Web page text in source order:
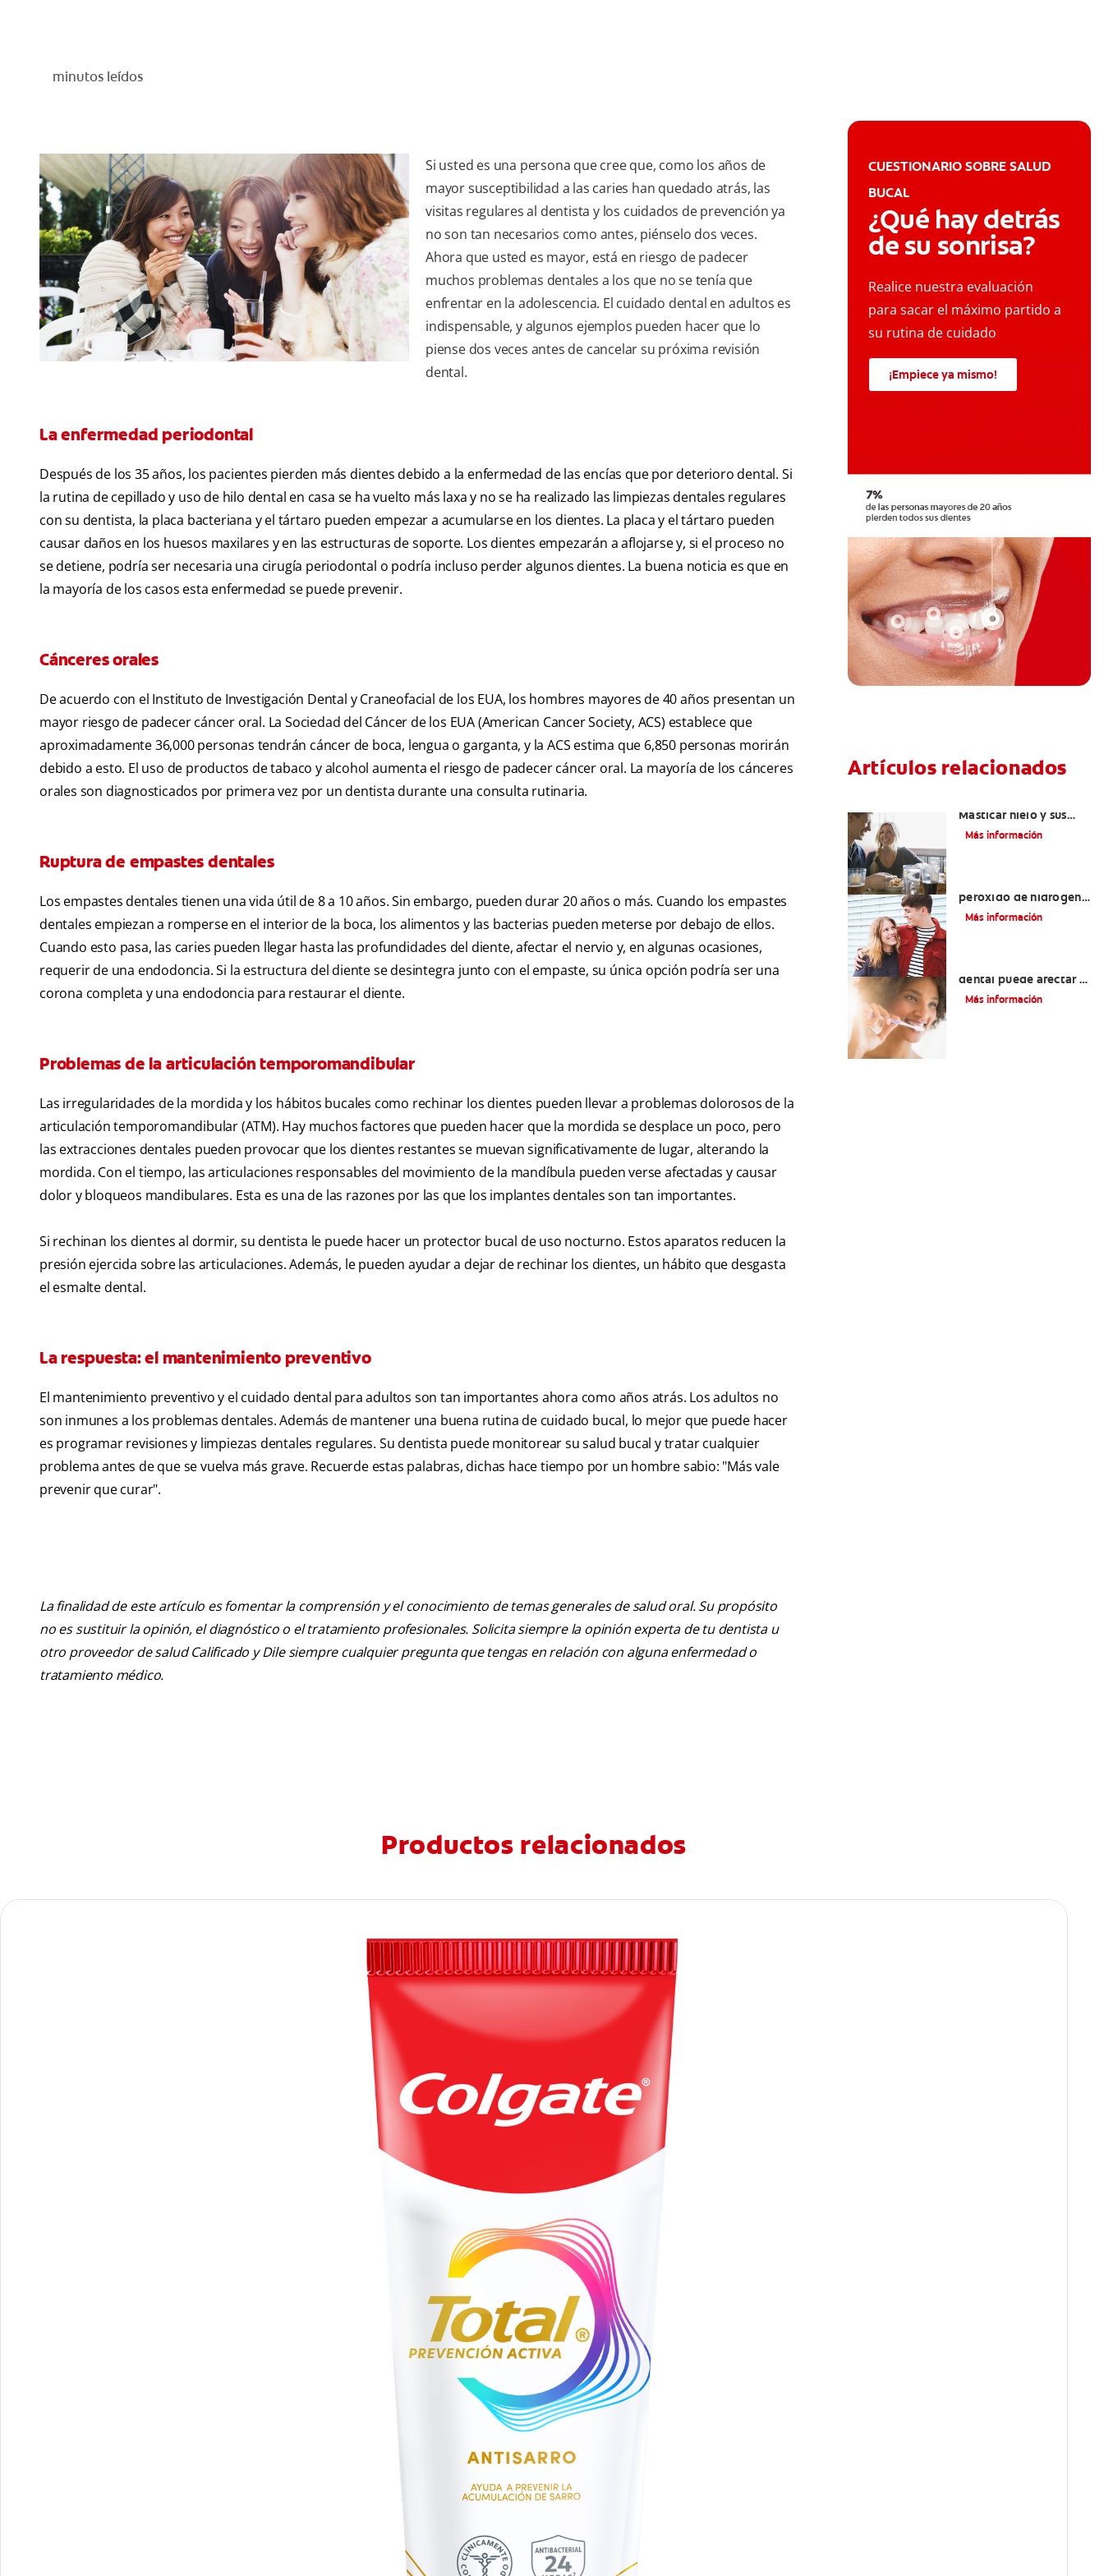
minutos leídos
Si usted es una persona que cree que, como los años de
mayor susceptibilidad a las caries han quedado atrás, las
visitas regulares al dentista y los cuidados de prevención ya
no son tan necesarios como antes, piénselo dos veces.
Ahora que usted es mayor, está en riesgo de padecer
muchos problemas dentales a los que no se tenía que
enfrentar en la adolescencia. El cuidado dental en adultos es
indispensable, y algunos ejemplos pueden hacer que lo
piense dos veces antes de cancelar su próxima revisión
dental.
La enfermedad periodontal
Después de los 35 años, los pacientes pierden más dientes debido a la enfermedad de las encías que por deterioro dental. Si
la rutina de cepillado y uso de hilo dental en casa se ha vuelto más laxa y no se ha realizado las limpiezas dentales regulares
con su dentista, la placa bacteriana y el tártaro pueden empezar a acumularse en los dientes. La placa y el tártaro pueden
causar daños en los huesos maxilares y en las estructuras de soporte. Los dientes empezarán a aflojarse y, si el proceso no
se detiene, podría ser necesaria una cirugía periodontal o podría incluso perder algunos dientes. La buena noticia es que en
la mayoría de los casos esta enfermedad se puede prevenir.
Cánceres orales
De acuerdo con el Instituto de Investigación Dental y Craneofacial de los EUA, los hombres mayores de 40 años presentan un
mayor riesgo de padecer cáncer oral. La Sociedad del Cáncer de los EUA (American Cancer Society, ACS) establece que
aproximadamente 36,000 personas tendrán cáncer de boca, lengua o garganta, y la ACS estima que 6,850 personas morirán
debido a esto. El uso de productos de tabaco y alcohol aumenta el riesgo de padecer cáncer oral. La mayoría de los cánceres
orales son diagnosticados por primera vez por un dentista durante una consulta rutinaria.
Ruptura de empastes dentales
Los empastes dentales tienen una vida útil de 8 a 10 años. Sin embargo, pueden durar 20 años o más. Cuando los empastes
dentales empiezan a romperse en el interior de la boca, los alimentos y las bacterias pueden meterse por debajo de ellos.
Cuando esto pasa, las caries pueden llegar hasta las profundidades del diente, afectar el nervio y, en algunas ocasiones,
requerir de una endodoncia. Si la estructura del diente se desintegra junto con el empaste, su única opción podría ser una
corona completa y una endodoncia para restaurar el diente.
Problemas de la articulación temporomandibular
Las irregularidades de la mordida y los hábitos bucales como rechinar los dientes pueden llevar a problemas dolorosos de la
articulación temporomandibular (ATM). Hay muchos factores que pueden hacer que la mordida se desplace un poco, pero
las extracciones dentales pueden provocar que los dientes restantes se muevan significativamente de lugar, alterando la
mordida. Con el tiempo, las articulaciones responsables del movimiento de la mandíbula pueden verse afectadas y causar
dolor y bloqueos mandibulares. Esta es una de las razones por las que los implantes dentales son tan importantes.
Si rechinan los dientes al dormir, su dentista le puede hacer un protector bucal de uso nocturno. Estos aparatos reducen la
presión ejercida sobre las articulaciones. Además, le pueden ayudar a dejar de rechinar los dientes, un hábito que desgasta
el esmalte dental.
La respuesta: el mantenimiento preventivo
El mantenimiento preventivo y el cuidado dental para adultos son tan importantes ahora como años atrás. Los adultos no
son inmunes a los problemas dentales. Además de mantener una buena rutina de cuidado bucal, lo mejor que puede hacer
es programar revisiones y limpiezas dentales regulares. Su dentista puede monitorear su salud bucal y tratar cualquier
problema antes de que se vuelva más grave. Recuerde estas palabras, dichas hace tiempo por un hombre sabio: "Más vale
prevenir que curar".
La finalidad de este artículo es fomentar la comprensión y el conocimiento de temas generales de salud oral. Su propósito
no es sustituir la opinión, el diagnóstico o el tratamiento profesionales. Solicita siempre la opinión experta de tu dentista u
otro proveedor de salud Calificado y Dile siempre cualquier pregunta que tengas en relación con alguna enfermedad o
tratamiento médico.
CUESTIONARIO SOBRE SALUD
BUCAL
¿Qué hay detrás
de su sonrisa?
Realice nuestra evaluación
para sacar el máximo partido a
su rutina de cuidado
¡Empiece ya mismo!
Artículos relacionados
Masticar hielo y sus
dientes
Más información
peróxido de hidrógeno
para dientes y encías
Más información
dental puede afectar el
esmalte?
Más información
Productos relacionados